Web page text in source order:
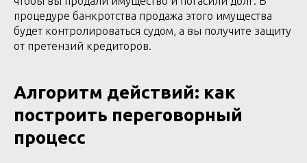
процедуре банкротства продажа этого имущества
будет контролироваться судом, а вы получите защиту
от претензий кредиторов.
Алгоритм действий: как
построить переговорный
процесс